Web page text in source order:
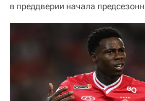
в преддверии начала